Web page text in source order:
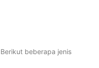
beberapa jenis